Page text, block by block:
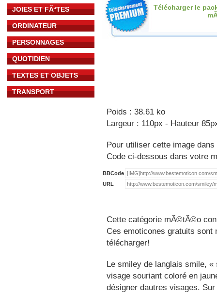
JOIES ET FÃªTES
ORDINATEUR
PERSONNAGES
QUOTIDIEN
TEXTES ET OBJETS
TRANSPORT
Télécharger le
Poids : 38.61 ko
Largeur : 110px - Hauteur
Pour utiliser cette image
Code ci-dessous dans votre
BBCode
URL
Cette catégorie mÃ©tÃ©o
Ces emoticones gratuits
télécharger!
Le smiley de langlais smile,
visage souriant coloré en
désigner dautres visages.